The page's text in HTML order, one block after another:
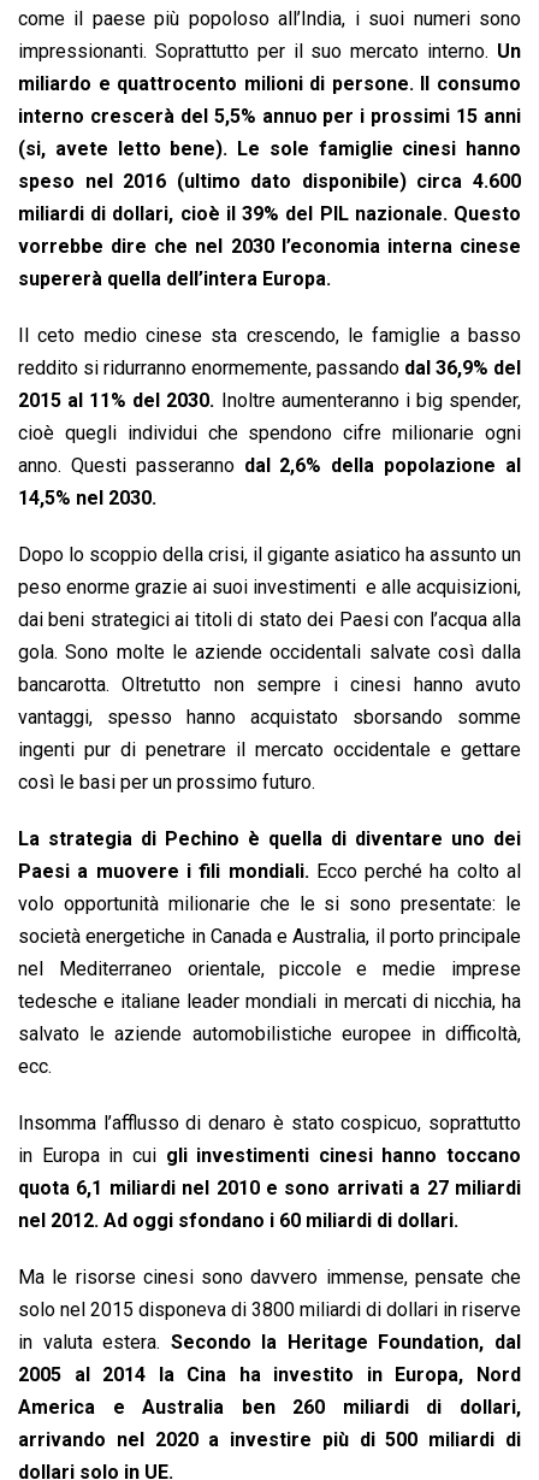
come il paese più popoloso all’India, i suoi numeri sono
impressionanti. Soprattutto per il suo mercato interno. Un
miliardo e quattrocento milioni di persone. Il consumo
interno crescerà del 5,5% annuo per i prossimi 15 anni
(si, avete letto bene). Le sole famiglie cinesi hanno
speso nel 2016 (ultimo dato disponibile) circa 4.600
miliardi di dollari, cioè il 39% del PIL nazionale. Questo
vorrebbe dire che nel 2030 l’economia interna cinese
supererà quella dell’intera Europa.
Il ceto medio cinese sta crescendo, le famiglie a basso
reddito si ridurranno enormemente, passando dal 36,9% del
2015 al 11% del 2030. Inoltre aumenteranno i big spender,
cioè quegli individui che spendono cifre milionarie ogni
anno. Questi passeranno dal 2,6% della popolazione al
14,5% nel 2030.
Dopo lo scoppio della crisi, il gigante asiatico ha assunto un
peso enorme grazie ai suoi investimenti e alle acquisizioni,
dai beni strategici ai titoli di stato dei Paesi con l’acqua alla
gola. Sono molte le aziende occidentali salvate così dalla
bancarotta. Oltretutto non sempre i cinesi hanno avuto
vantaggi, spesso hanno acquistato sborsando somme
ingenti pur di penetrare il mercato occidentale e gettare
così le basi per un prossimo futuro.
La strategia di Pechino è quella di diventare uno dei
Paesi a muovere i fili mondiali.Ecco perché ha colto al
volo opportunità milionarie che le si sono presentate: le
società energetiche in Canada e Australia, il porto principale
nel Mediterraneo orientale, piccole e medie imprese
tedesche e italiane leader mondiali in mercati di nicchia, ha
salvato le aziende automobilistiche europee in difficoltà,
ecc.
Insomma l’afflusso di denaro è stato cospicuo, soprattutto
in Europa in cui gli investimenti cinesi hanno toccano
quota 6,1 miliardi nel 2010 e sono arrivati a 27 miliardi
nel 2012. Ad oggi sfondano i 60 miliardi di dollari.
Ma le risorse cinesi sono davvero immense, pensate che
solo nel 2015 disponeva di 3800 miliardi di dollari in riserve
in valuta estera. Secondo la Heritage Foundation, dal
2005 al 2014 la Cina ha investito in Europa, Nord
America e Australia ben 260 miliardi di dollari,
arrivando nel 2020 a investire più di 500 miliardi di
dollari solo in UE.